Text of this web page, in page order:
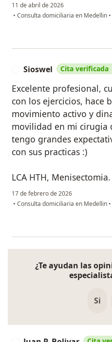
11 de abril de 2026
• Consulta domiciliaria en Medellin •
Sioswel Cita verificada
Excelente profesional,
con los ejercicios, hace
movimiento activo y
movilidad en mi cirugia
tengo grandes
con sus practicas :)
LCA HTH, Menisectomia.
17 de febrero de 2026
• Consulta domiciliaria en Medellin •
¿Te ayudan las
Si